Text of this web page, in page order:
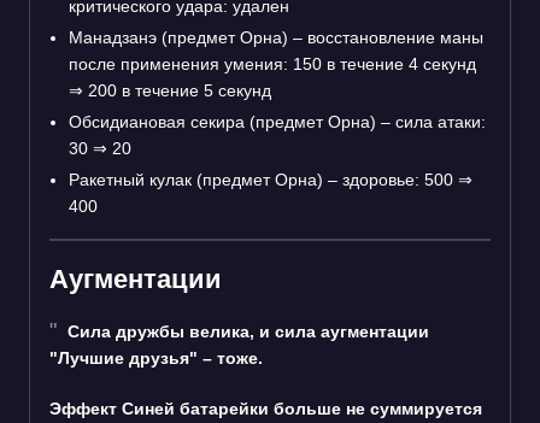
критического удара: удален
Манадзанэ (предмет Орна) – восстановление маны
после применения умения: 150 в течение 4 секунд
⇒ 200 в течение 5 секунд
Обсидиановая секира (предмет Орна) – сила атаки:
30 ⇒ 20
Ракетный кулак (предмет Орна) – здоровье: 500 ⇒
400
Аугментации
Сила дружбы велика, и сила аугментации
"Лучшие друзья" – тоже.
Эффект Синей батарейки больше не суммируется